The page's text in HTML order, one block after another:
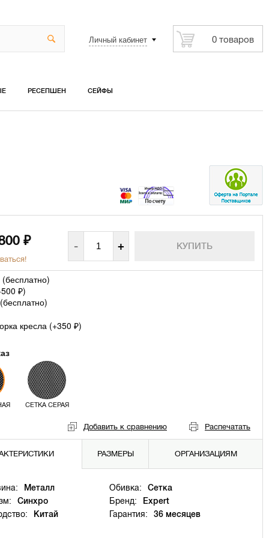
Личный кабинет 0 товаров
РЕСЕПШЕН СЕЙФЫ
₽ - +
(бесплатно)
500 ₽)
бесплатно)
кресла (+350 ₽)
СЕТКА СЕРАЯ
Добавить к сравнению Распечатать
РАЗМЕРЫ ОРГАНИЗАЦИЯМ
Металл Обивка:
Сетка
Синхро Бренд:
Expert
Китай Гарантия: 36 месяцев